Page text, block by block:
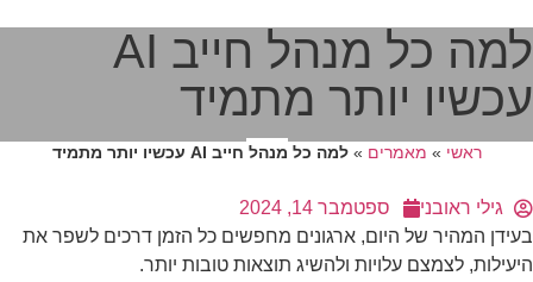
למה כל מנהל חייב AI
עכשיו יותר מתמיד
ראשי » מאמרים »למה כל מנהל חייב AI עכשיו יותר מתמיד
גילי ראובני
ספטמבר 14, 2024
בעידן המהיר של היום, ארגונים מחפשים כל הזמן דרכים לשפר את
היעילות, לצמצם עלויות ולהשיג תוצאות טובות יותר.
הכרחי